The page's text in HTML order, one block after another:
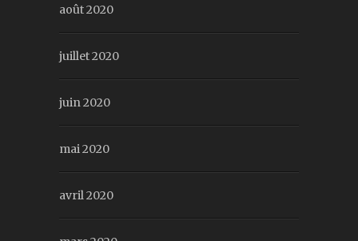
août 2020
juillet 2020
juin 2020
mai 2020
avril 2020